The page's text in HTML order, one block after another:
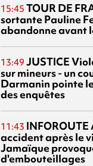
15:45 TOUR DE
sortante Pauline
abandonne avant
13:49 JUSTICE
sur mineurs - un
Darmanin pointe
des enquêtes
11:43 INFOROUTE
accident après le
Jamaïque
d'embouteillages